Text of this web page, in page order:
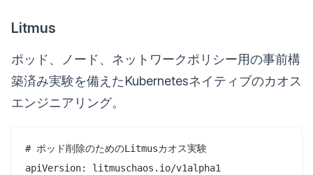
Litmus
ポッド、ノード、ネットワークポリシー用の事前構
築済み実験を備えたKubernetesネイティブのカオス
エンジニアリング。
# ポッド削除のためのLitmusカオス実験
apiVersion: litmuschaos.io/v1alpha1